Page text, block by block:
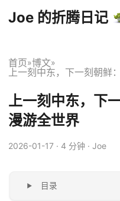
Joe 的折腾日记
首页»博文»
上一刻中东，下一刻朝鲜
上一刻中东，下
漫游全世界
2026-01-17 · 4 分钟 · Joe
目录